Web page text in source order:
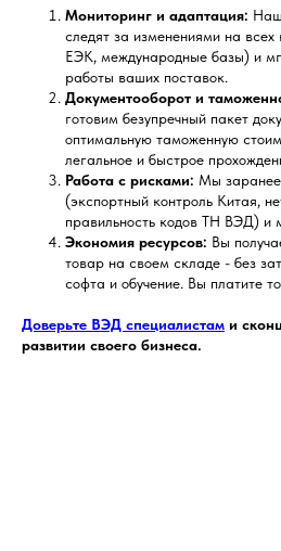
Мониторинг и адаптация:
следят за изменениями на
ЕЭК, международные базы) и
работы ваших поставок.
Документооборот и
готовим безупречный пакет
оптимальную таможенную
легальное и быстрое
Работа с рисками: Мы заранее
(экспортный контроль Китая,
правильность кодов ТН ВЭД) и
Экономия ресурсов: Вы
товар на своем складе - без
софта и обучение. Вы платите
Доверьте ВЭД специалистам и
развитии своего бизнеса.